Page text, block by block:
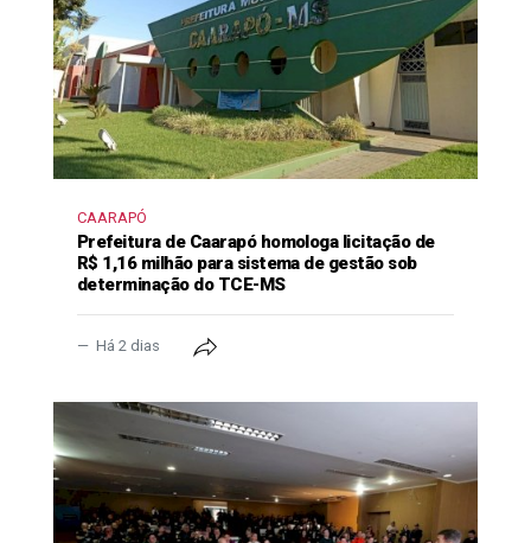
CAARAPÓ
Prefeitura de Caarapó homologa licitação de
R$ 1,16 milhão para sistema de gestão sob
determinação do TCE-MS
Há 2 dias